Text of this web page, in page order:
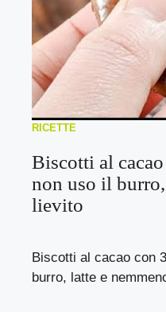
RICETTE
Biscotti al
non uso il
lievito
Biscotti al cacao con
burro, latte e